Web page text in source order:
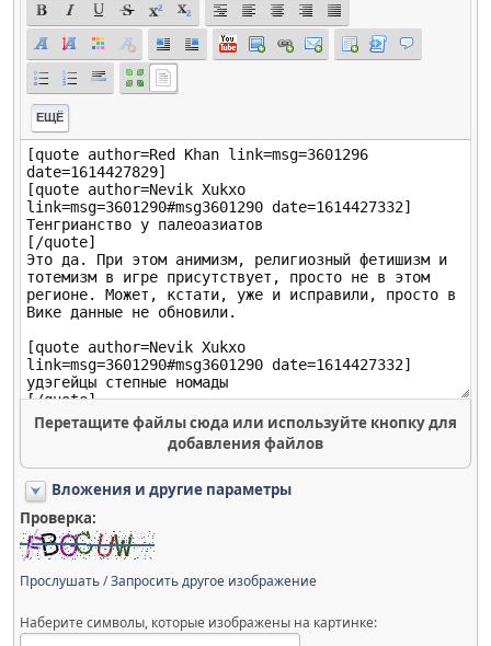
ЕЩЁ
Перетащите файлы сюда или используйте кнопку для
добавления файлов
Вложения и другие параметры
Проверка:
Прослушать/Запросить другое изображение
Наберите символы, которые изображены на картинке: